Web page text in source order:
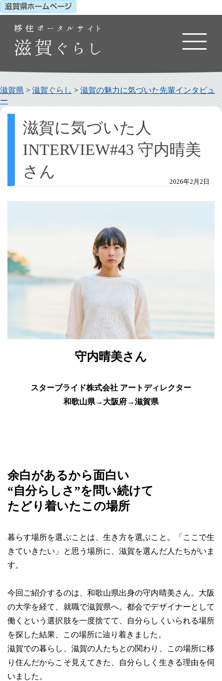
滋賀県 > 滋賀ぐらし > 滋賀の魅力に気づいた先輩インタビュ
ー
滋賀に気づいた人
INTERVIEW#43 守内晴美
さん
2026年2月2日
守内晴美さん
スターブライド株式会社 アートディレクター
和歌山県→大阪府→滋賀県
余白があるから面白い
“自分らしさ”を問い続けて
たどり着いたこの場所
暮らす場所を選ぶことは、生き方を選ぶこと。「ここで生
きていきたい」と思う場所に、滋賀を選んだ人たちがいま
す。
今回ご紹介するのは、和歌山県出身の守内晴美さん。大阪
の大学を経て、就職で滋賀県へ。都会でデザイナーとして
働くという選択肢を一度捨てて、自分らしくいられる場所
を探した結果、この場所に辿り着きました。
滋賀での暮らし、滋賀の人たちとの関わり、この場所に移
り住んだからこそ見えてきた、自分らしく生きる理由を伺
いました。